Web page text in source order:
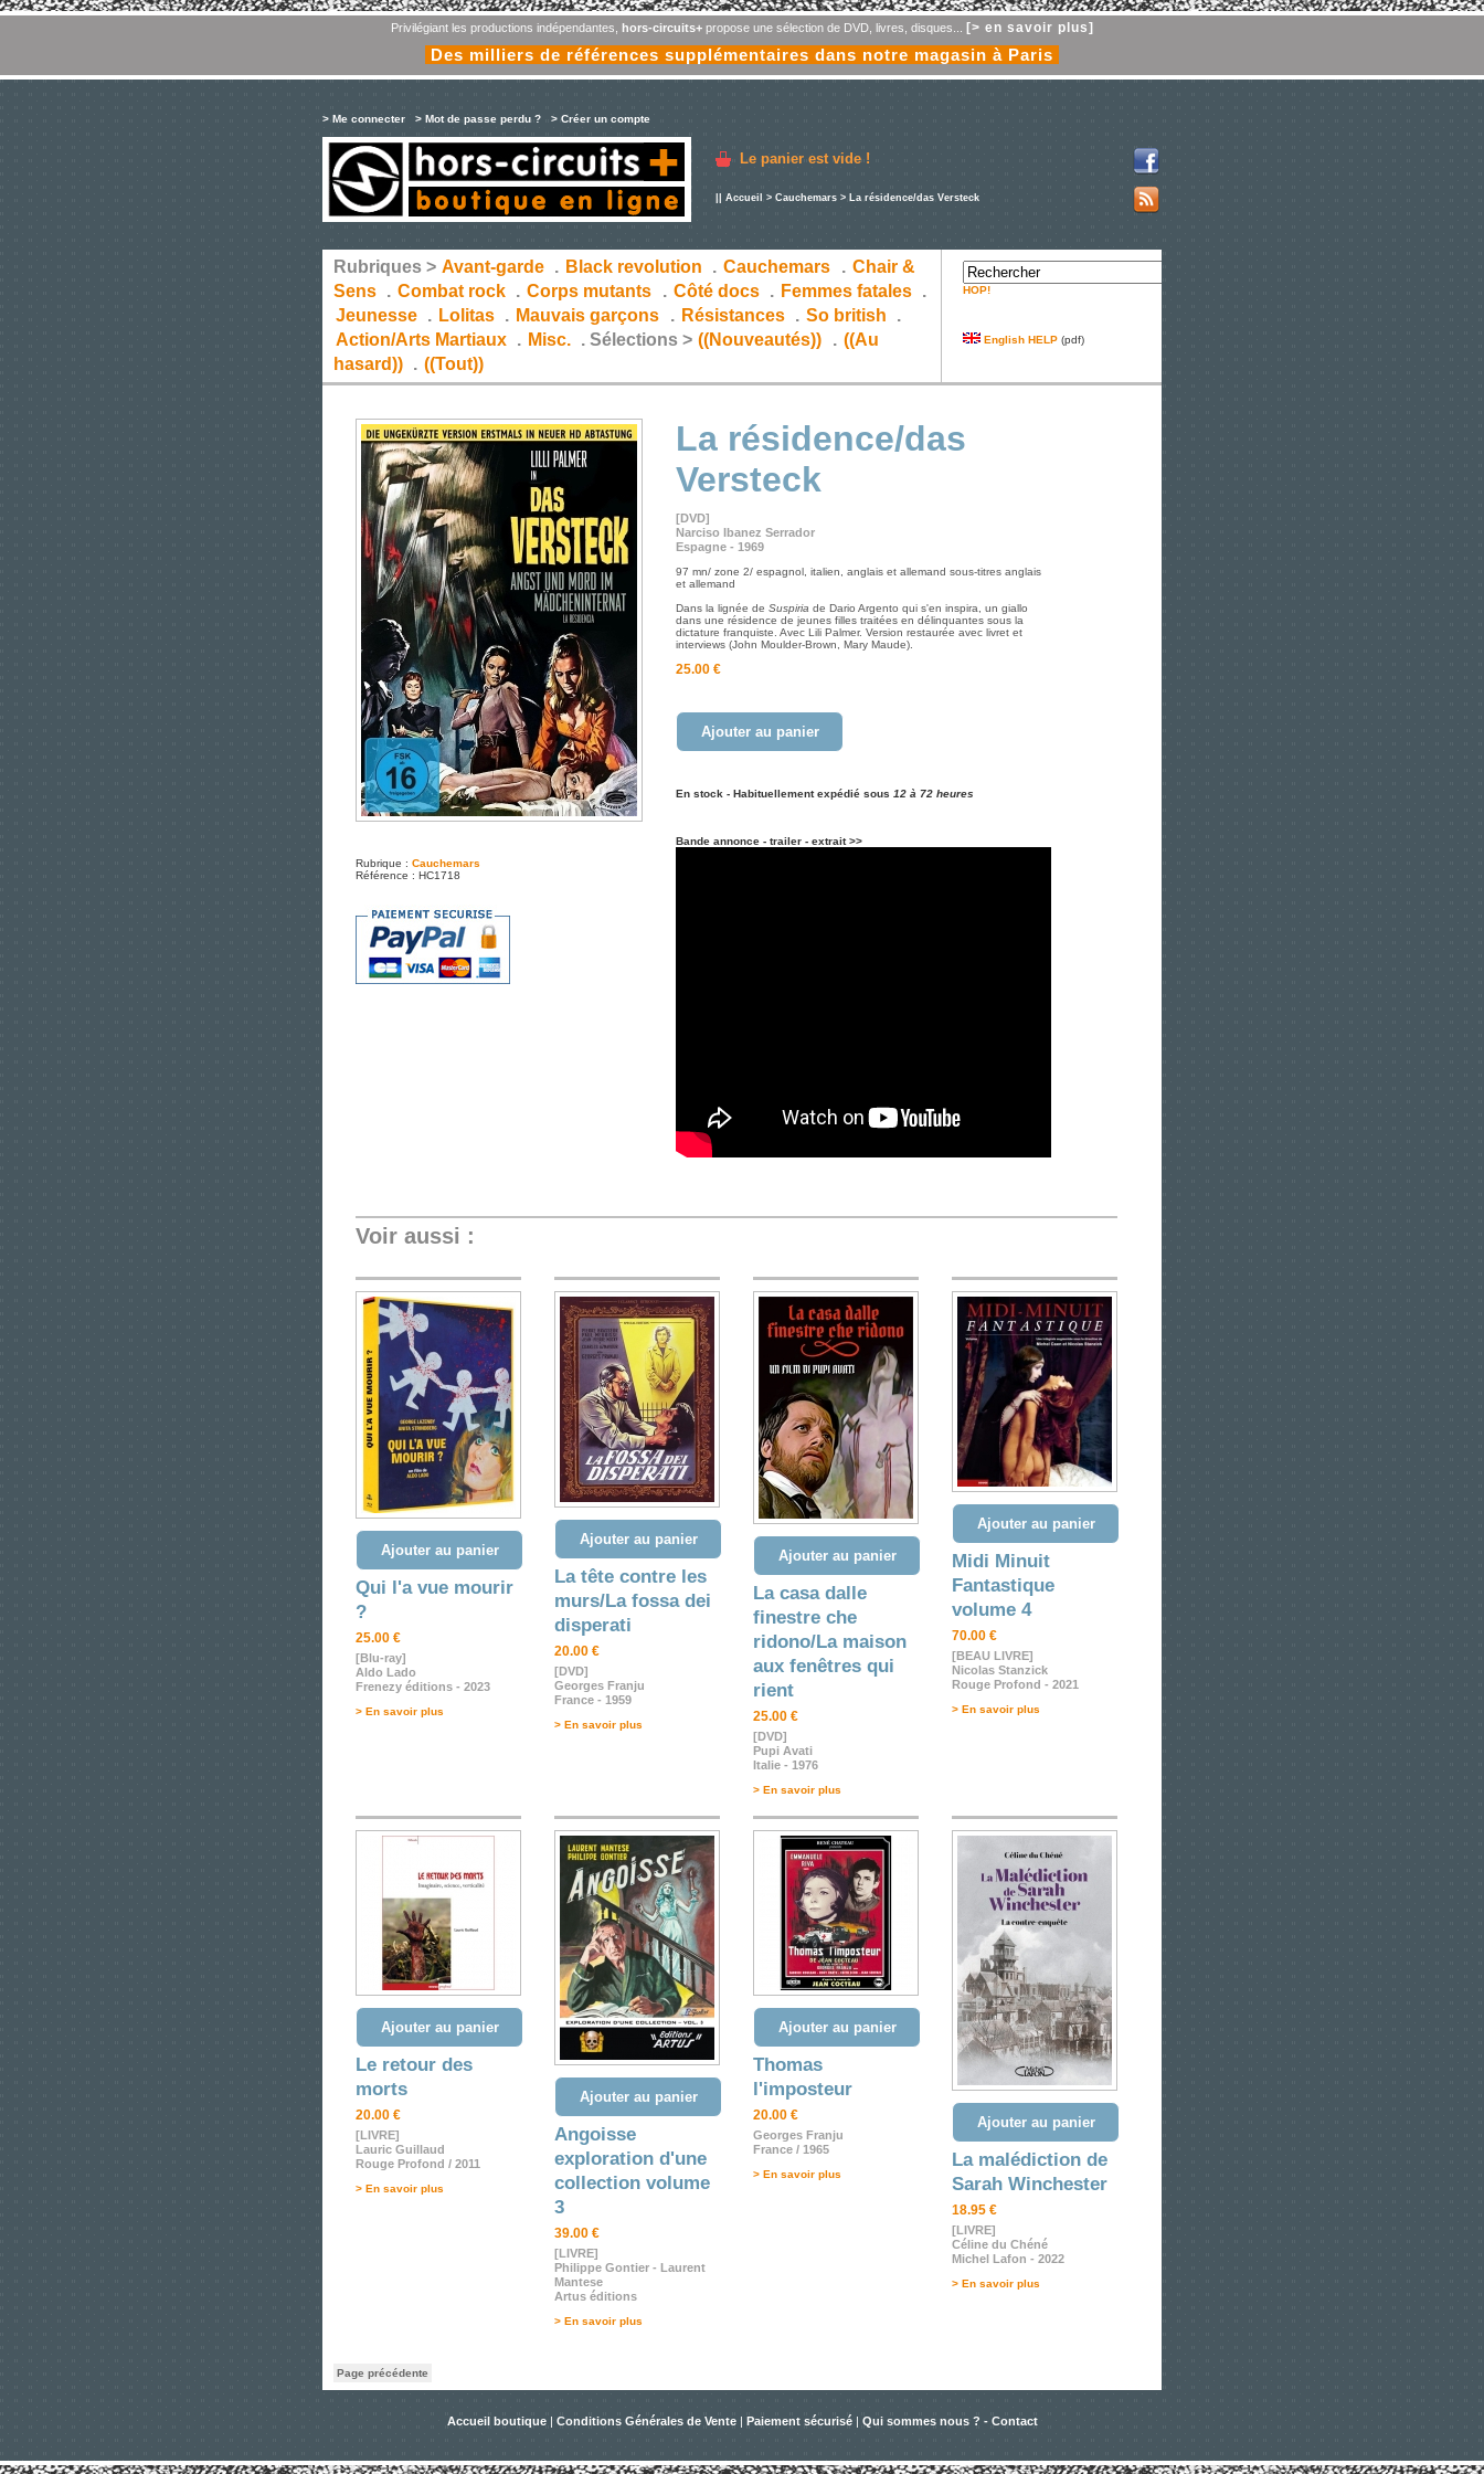
Privilégiant les productions indépendantes, hors-circuits+propose une sélection de DVD, livres, disques... [> en savoir plus]
Des milliers de références supplémentaires dans notre magasin à Paris
> Me connecter > Mot de passe perdu ? > Créer un compte
Le panier est vide !
Accueil > Cauchemars > La résidence/das Versteck
Rubriques > Avant-garde . Black revolution . Cauchemars . Chair &
Sens . Combat rock . Corps mutants . Côté docs . Femmes fatales
.
Jeunesse . Lolitas . Mauvais garçons . Résistances . So british
.
Action/Arts Martiaux . Misc. .Sélections > ((Nouveautés)) . ((Au
hasard)) . ((Tout))
HOP!
English HELP (pdf)
Rubrique : Cauchemars
Référence : HC1718
La résidence/das
Versteck
[DVD]
Narciso Ibanez Serrador
Espagne - 1969
97 mn/ zone 2/ espagnol, italien, anglais et allemand sous-titres anglais
et allemand
Dans la lignée de Suspiria de Dario Argento qui s'en inspira, un giallo
dans une résidence de jeunes filles traitées en délinquantes sous la
dictature franquiste. Avec Lili Palmer. Version restaurée avec livret et
interviews (John Moulder-Brown, Mary Maude).
25.00 €
Ajouter au panier
En stock - Habituellement expédié sous 12 à 72 heures
Bande annonce - trailer - extrait >>
Voir aussi :
Ajouter au panier
Qui l'a vue mourir
?
25.00 €
[Blu-ray]
Aldo Lado
Frenezy éditions - 2023
> En savoir plus
Ajouter au panier
La tête contre les
murs/La fossa dei
disperati
20.00 €
[DVD]
Georges Franju
France - 1959
> En savoir plus
Ajouter au panier
La casa dalle
finestre che
ridono/La maison
aux fenêtres qui
rient
25.00 €
[DVD]
Pupi Avati
Italie - 1976
> En savoir plus
Ajouter au panier
Midi Minuit
Fantastique
volume 4
70.00 €
[BEAU LIVRE]
Nicolas Stanzick
Rouge Profond - 2021
> En savoir plus
Ajouter au panier
Le retour des
morts
20.00 €
[LIVRE]
Lauric Guillaud
Rouge Profond / 2011
> En savoir plus
Ajouter au panier
Angoisse
exploration d'une
collection volume
3
39.00 €
[LIVRE]
Philippe Gontier - Laurent
Mantese
Artus éditions
> En savoir plus
Ajouter au panier
Thomas
l'imposteur
20.00 €
Georges Franju
France / 1965
> En savoir plus
Ajouter au panier
La malédiction de
Sarah Winchester
18.95 €
[LIVRE]
Céline du Chéné
Michel Lafon - 2022
> En savoir plus
Page précédente
Accueil boutique | Conditions Générales de Vente| Paiement sécurisé| Qui sommes nous ? - Contact